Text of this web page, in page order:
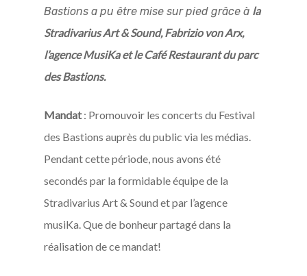
Bastions a pu être mise sur pied grâce à la
Stradivarius Art & Sound, Fabrizio von Arx,
l’agence MusiKa et le Café Restaurant du parc
des Bastions.
Mandat: Promouvoir les concerts du Festival
des Bastions auprès du public via les médias.
Pendant cette période, nous avons été
secondés par la formidable équipe de la
Stradivarius Art & Sound et par l’agence
musiKa. Que de bonheur partagé dans la
réalisation de ce mandat!